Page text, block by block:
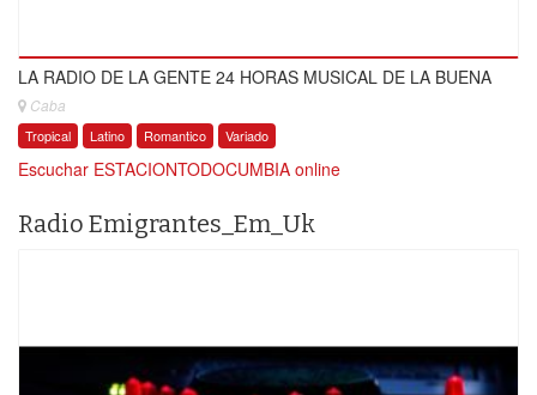
LA RADIO DE LA GENTE 24 HORAS MUSICAL DE LA BUENA
Caba
Tropical Latino Romantico Variado
Escuchar ESTACIONTODOCUMBIA online
Radio Emigrantes_Em_Uk